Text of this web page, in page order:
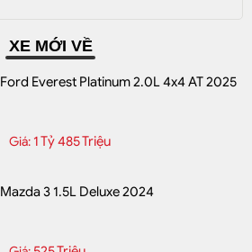
XE MỚI VỀ
Ford Everest Platinum 2.0L 4x4 AT 2025
Giá: 1 Tỷ 485 Triệu
Mazda 3 1.5L Deluxe 2024